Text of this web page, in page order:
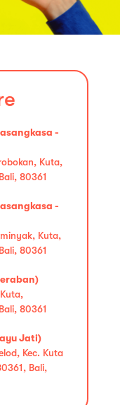
-
Kuta,
80361
-
Kuta,
80361
80361
Jati)
Kec. Kuta
Bali,